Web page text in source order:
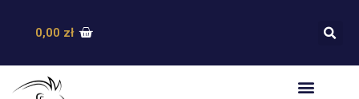
0,00 zł